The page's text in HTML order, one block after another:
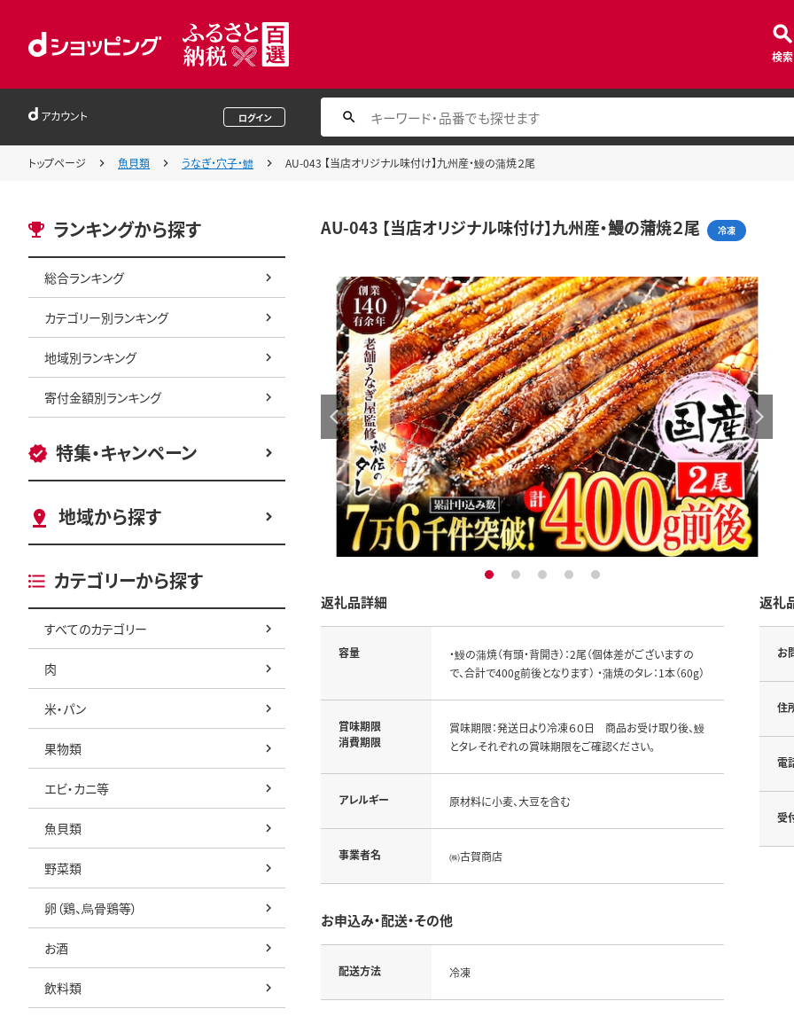
検索
アカウント ログイン
トップページ 魚貝類 うなぎ・穴子・鱧 AU-043 【当店オリジナル味付け】九州産・鰻の蒲焼２尾
ランキングから探す
総合ランキング
カテゴリー別ランキング
地域別ランキング
寄付金額別ランキング
特集・キャンペーン
地域から探す
カテゴリーから探す
すべてのカテゴリー
肉
米・パン
果物類
エビ・カニ等
魚貝類
野菜類
卵（鶏、烏骨鶏等）
お酒
飲料類
AU-043 【当店オリジナル味付け】九州産・鰻の蒲焼２尾 冷凍
1 2 3 4 5
返礼品詳細
容量
・鰻の蒲焼（有頭・背開き）：2尾（個体差がございますの
で、合計で400g前後となります） ・蒲焼のタレ：1本（60g）
賞味期限
消費期限
賞味期限：発送日より冷凍６０日 商品お受け取り後、鰻
とタレそれぞれの賞味期限をご確認ください。
アレルギー 原材料に小麦、大豆を含む
事業者名 ㈱古賀商店
お申込み・配送・その他
配送方法 冷凍
返礼
お
住
電
受